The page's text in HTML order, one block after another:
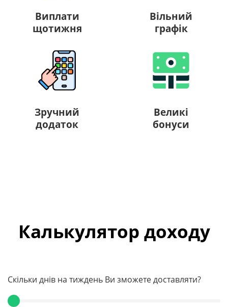
Виплати
щотижня
Вільний
графік
Зручний
додаток
Великі
бонуси
Калькулятор доходу
Скільки днів на тиждень Ви зможете доставляти?